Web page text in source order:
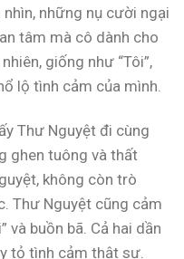
những nụ cười ngại
tâm mà cô dành cho
giống như “Tôi”,
lộ tình cảm của mình.
Thư Nguyệt đi cùng
ghen tuông và thất
không còn trò
Thư Nguyệt cũng cảm
và buồn bã. Cả hai dần
tỏ tình cảm thật sự.